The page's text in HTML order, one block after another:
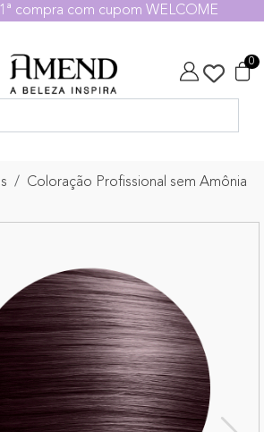
compra com cupom WELCOME
0
Coloração Profissional sem Amônia